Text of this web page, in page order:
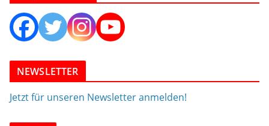
NEWSLETTER
Jetzt für unseren Newsletter anmelden!